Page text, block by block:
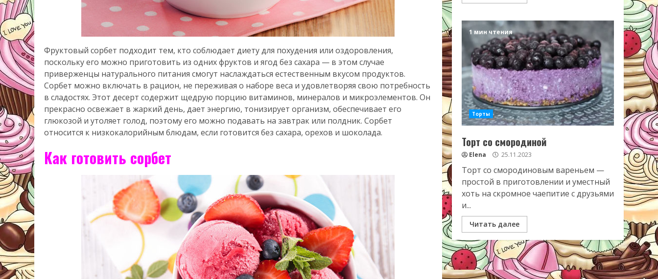
Фруктовый сорбет подходит тем, кто соблюдает диету для похудения или оздоровления,
поскольку его можно приготовить из одних фруктов и ягод без сахара — в этом случае
приверженцы натурального питания смогут наслаждаться естественным вкусом продуктов.
Сорбет можно включать в рацион, не переживая о наборе веса и удовлетворяя свою потребность
в сладостях. Этот десерт содержит щедрую порцию витаминов, минералов и микроэлементов. Он
прекрасно освежает в жаркий день, дает энергию, тонизирует организм, обеспечивает его
глюкозой и утоляет голод, поэтому его можно подавать на завтрак или полдник. Сорбет
относится к низкокалорийным блюдам, если готовится без сахара, орехов и шоколада.
Как готовить сорбет
1 мин чтения
Торты
Торт со смородиной
Elena 25.11.2023
Торт со смородиновым вареньем —
простой в приготовлении и уместный
хоть на скромное чаепитие с друзьями
и...
Читать далее